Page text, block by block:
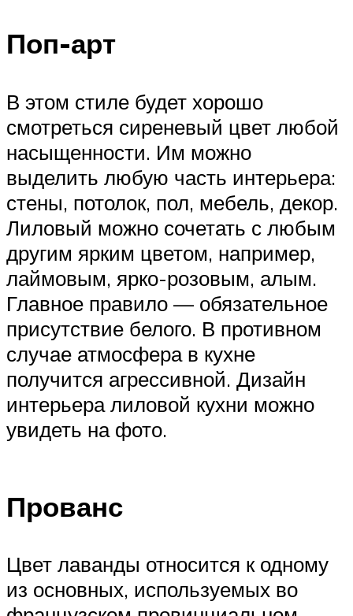
Поп-арт
В этом стиле будет хорошо
смотреться сиреневый цвет любой
насыщенности. Им можно
выделить любую часть интерьера:
стены, потолок, пол, мебель, декор.
Лиловый можно сочетать с любым
другим ярким цветом, например,
лаймовым, ярко-розовым, алым.
Главное правило — обязательное
присутствие белого. В противном
случае атмосфера в кухне
получится агрессивной. Дизайн
интерьера лиловой кухни можно
увидеть на фото.
Прованс
Цвет лаванды относится к одному
из основных, используемых во